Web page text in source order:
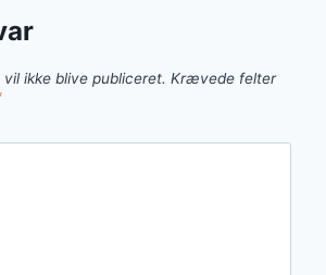
ikke blive publiceret. Krævede felter